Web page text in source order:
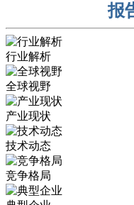
报
行业解析
全球视野
产业现状
技术动态
竞争格局